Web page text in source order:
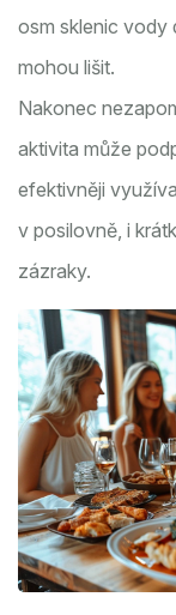
osm sklenic vody
mohou lišit.
Nakonec
aktivita může
efektivněji
v posilovně, i
zázraky.